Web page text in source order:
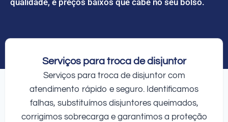
Serviços para troca de disjuntor
Serviços para troca de disjuntor com
atendimento rápido e seguro. Identificamos
falhas, substituímos disjuntores queimados,
corrigimos sobrecarga e garantimos a proteção